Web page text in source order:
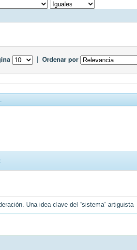
| Ordenar por
Una idea clave del “sistema” artiguista